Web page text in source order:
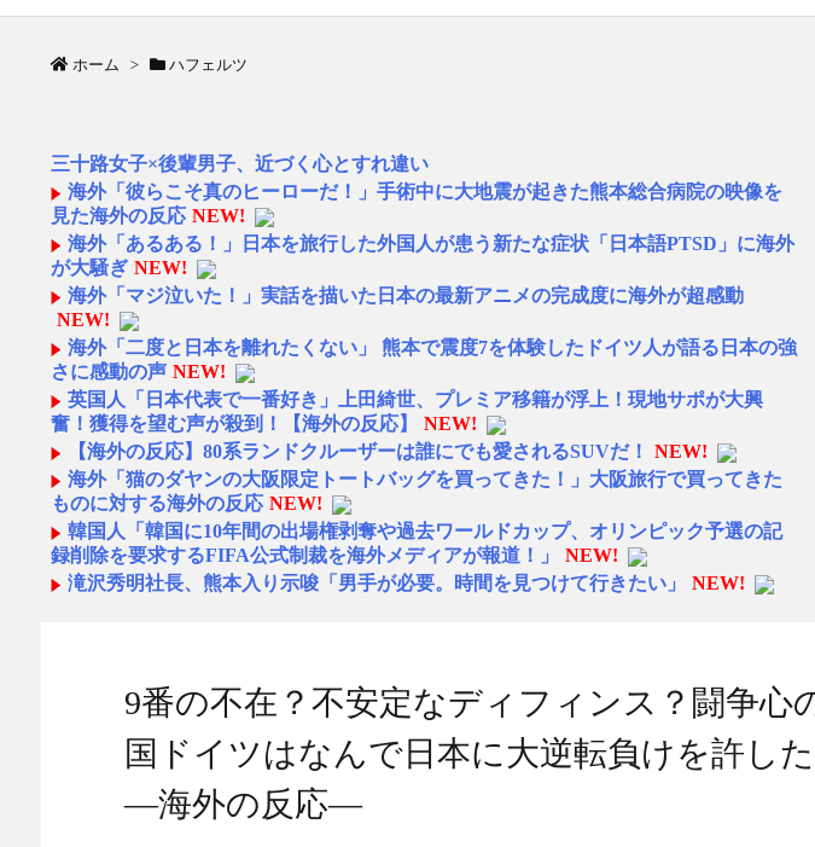
ホーム > ハフェルツ
三十路女子×後輩男子、近づく心とすれ違い
海外「彼らこそ真のヒーローだ！」手術中に大地震が起きた熊本総合病院の映像を
見た海外の反応 NEW!
海外「あるある！」日本を旅行した外国人が患う新たな症状「日本語PTSD」に海外
が大騒ぎ NEW!
海外「マジ泣いた！」実話を描いた日本の最新アニメの完成度に海外が超感動
NEW!
海外「二度と日本を離れたくない」 熊本で震度7を体験したドイツ人が語る日本の強
さに感動の声 NEW!
英国人「日本代表で一番好き」上田綺世、プレミア移籍が浮上！現地サポが大興
奮！獲得を望む声が殺到！【海外の反応】
NEW!
【海外の反応】80系ランドクルーザーは誰にでも愛されるSUVだ！
NEW!
海外「猫のダヤンの大阪限定トートバッグを買ってきた！」大阪旅行で買ってきた
ものに対する海外の反応 NEW!
韓国人「韓国に10年間の出場権剥奪や過去ワールドカップ、オリンピック予選の記
録削除を要求するFIFA公式制裁を海外メディアが報道！」
NEW!
滝沢秀明社長、熊本入り示唆「男手が必要。時間を見つけて行きたい」
NEW!
海外の反応：任天堂が熊本地震で無償修理対応 - はろわるど NEW!
海外の反応：任天堂が熊本地震で無償修理対応 - はろわるど
NEW!
海外「消火栓もフェイクだから消防士が右往左往する中国www」 - ガラパゴスジャ
NEW!
消火栓もフェイクだから消防士が右往左往する中国
【朗報】DAZNさん、サッカーW杯で加入者数5倍に 視聴者数は6700万人 総視聴
9番の不在？不安定なディフィンス？闘争心
国ドイツはなんで日本に大逆転負けを許し
―海外の反応―